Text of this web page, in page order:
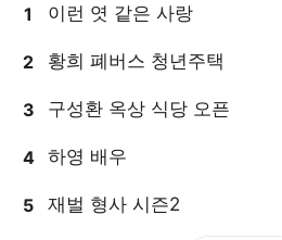
1 이런 엿 같은 사랑
2 황희 폐버스 청년주택
3 구성환 옥상 식당 오픈
4 하영 배우
5 재벌 형사 시즌2